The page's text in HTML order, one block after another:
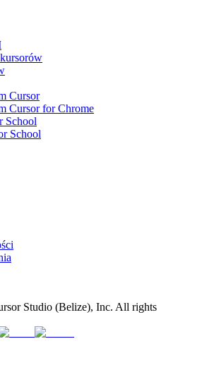
Cursor
Cursor for Chrome
School
School
Studio (Belize), Inc. All rights